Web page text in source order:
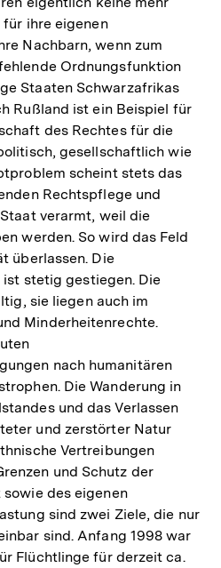
ihre eigenen
Nachbarn, wenn zum
Ordnungsfunktion
Staaten Schwarzafrikas
Rußland ist ein Beispiel für
des Rechtes für die
gesellschaftlich wie
scheint stets das
Rechtspflege und
verarmt, weil die
werden. So wird das Feld
überlassen. Die
stetig gestiegen. Die
sie liegen auch im
Minderheitenrechte.
nach humanitären
Die Wanderung in
und das Verlassen
und zerstörter Natur
Vertreibungen
und Schutz der
des eigenen
sind zwei Ziele, die nur
sind. Anfang 1998 war
Flüchtlinge für derzeit ca.